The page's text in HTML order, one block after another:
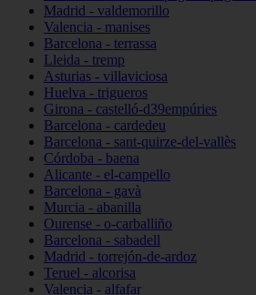
Madrid - valdemorillo
Valencia - manises
Barcelona - terrassa
Lleida - tremp
Asturias - villaviciosa
Huelva - trigueros
Girona - castelló-d39empúries
Barcelona - cardedeu
Barcelona - sant-quirze-del-vallès
Córdoba - baena
Alicante - el-campello
Barcelona - gavà
Murcia - abanilla
Ourense - o-carballiño
Barcelona - sabadell
Madrid - torrejón-de-ardoz
Teruel - alcorisa
Valencia - alfafar